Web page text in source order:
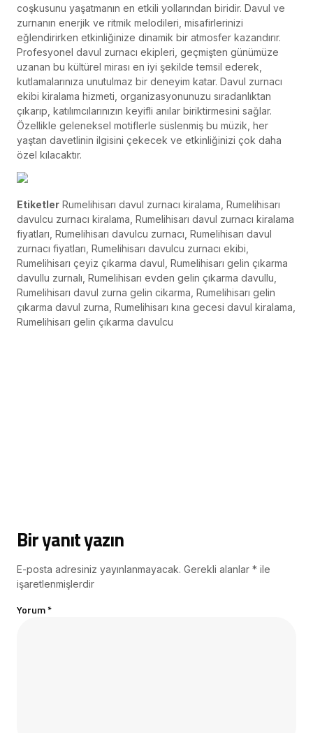
coşkusunu yaşatmanın en etkili yollarından biridir. Davul ve
zurnanın enerjik ve ritmik melodileri, misafirlerinizi
eğlendirirken etkinliğinize dinamik bir atmosfer kazandırır.
Profesyonel davul zurnacı ekipleri, geçmişten günümüze
uzanan bu kültürel mirası en iyi şekilde temsil ederek,
kutlamalarınıza unutulmaz bir deneyim katar. Davul zurnacı
ekibi kiralama hizmeti, organizasyonunuzu sıradanlıktan
çıkarıp, katılımcılarınızın keyifli anılar biriktirmesini sağlar.
Özellikle geleneksel motiflerle süslenmiş bu müzik, her
yaştan davetlinin ilgisini çekecek ve etkinliğinizi çok daha
özel kılacaktır.
Etiketler Rumelihisarı davul zurnacı kiralama, Rumelihisarı
davulcu zurnacı kiralama, Rumelihisarı davul zurnacı kiralama
fiyatları, Rumelihisarı davulcu zurnacı, Rumelihisarı davul
zurnacı fiyatları, Rumelihisarı davulcu zurnacı ekibi,
Rumelihisarı çeyiz çıkarma davul, Rumelihisarı gelin çıkarma
davullu zurnalı, Rumelihisarı evden gelin çıkarma davullu,
Rumelihisarı davul zurna gelin cikarma, Rumelihisarı gelin
çıkarma davul zurna, Rumelihisarı kına gecesi davul kiralama,
Rumelihisarı gelin çıkarma davulcu
Bir yanıt yazın
E-posta adresiniz yayınlanmayacak. Gerekli alanlar * ile
işaretlenmişlerdir
Yorum*